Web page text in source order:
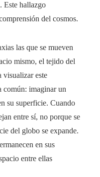
Este hallazgo
del cosmos.
las que se mueven
mismo, el tejido del
visualizar este
común: imaginar un
su superficie. Cuando
entre sí, no porque se
del globo se expande.
en sus
entre ellas